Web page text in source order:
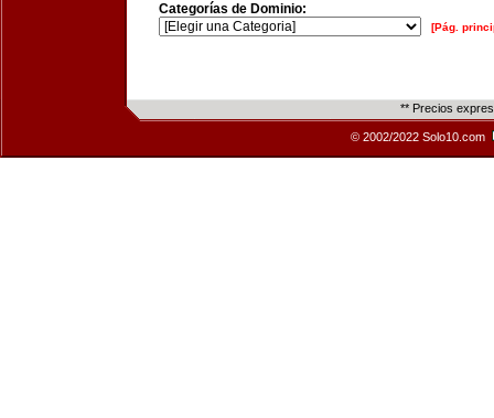
Categorías de Dominio:
[Pág.
** Precios
© 2002/2022 Solo10.com